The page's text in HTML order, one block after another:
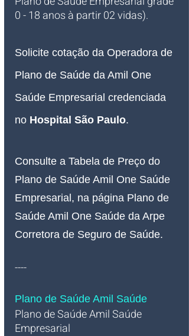
0 - 18 anos à partir 02 vidas).
Solicite cotação da Operadora de
Plano de Saúde da Amil One
Saúde Empresarial credenciada
no Hospital São Paulo.
Consulte a Tabela de Preço do
Plano de Saúde Amil One Saúde
Empresarial, na página Plano de
Saúde Amil One Saúde da Arpe
Corretora de Seguro de Saúde.
----
Plano de Saúde Amil Saúde
Plano de Saúde Amil Saúde
Empresarial